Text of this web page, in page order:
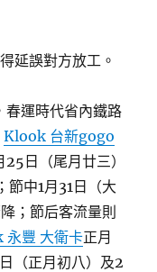
延誤對方放工。
春運時代省內鐵路
Klook 台新gogo
日（尾月廿三）
節中1月31日（大
；節后客流量則
豐 大衛卡正月
（正月初八）及2